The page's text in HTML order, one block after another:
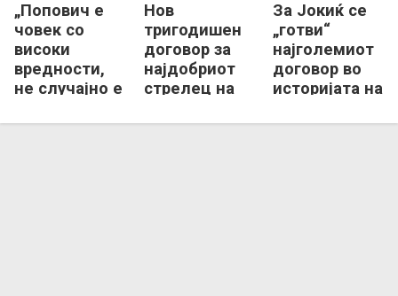
„Попович е
човек со
високи
вредности,
не случајно е
најголемите
Нов
тригодишен
договор за
најдобриот
стрелец на
За Јокиќ се
„готви“
најголемиот
договор во
историјата на